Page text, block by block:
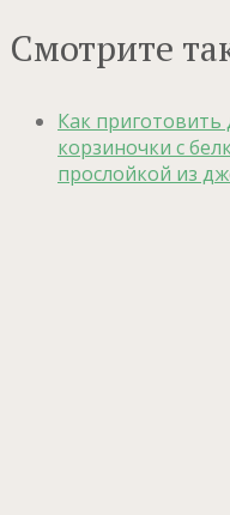
Смотрите
Как
корзиночки с
прослойкой из